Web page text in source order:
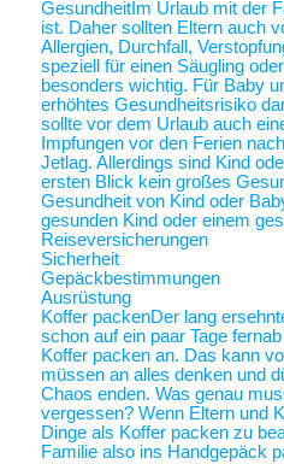
Gesundheit Im Urlaub mit der
ist. Daher sollten Eltern auch
Allergien, Durchfall,
speziell für einen Säugling
besonders wichtig. Für Baby
erhöhtes Gesundheitsrisiko
sollte vor dem Urlaub auch
Impfungen vor den Ferien
Jetlag. Allerdings sind Kind
ersten Blick kein großes
Gesundheit von Kind oder
gesunden Kind oder einem
Reiseversicherungen
Sicherheit
Gepäckbestimmungen
Ausrüstung
Koffer packenDer lang
schon auf ein paar Tage
Koffer packen an. Das kann
müssen an alles denken und
Chaos enden. Was genau
vergessen? Wenn Eltern und
Dinge als Koffer packen zu
Familie also ins Handgepäck